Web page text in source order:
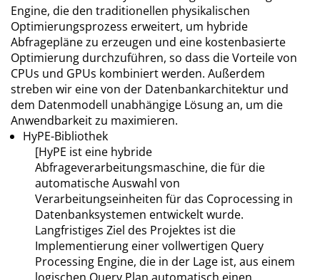
Engine, die den traditionellen physikalischen
Optimierungsprozess erweitert, um hybride
Abfragepläne zu erzeugen und eine kostenbasierte
Optimierung durchzuführen, so dass die Vorteile von
CPUs und GPUs kombiniert werden. Außerdem
streben wir eine von der Datenbankarchitektur und
dem Datenmodell unabhängige Lösung an, um die
Anwendbarkeit zu maximieren.
HyPE-Bibliothek
[HyPE ist eine hybride
Abfrageverarbeitungsmaschine, die für die
automatische Auswahl von
Verarbeitungseinheiten für das Coprocessing in
Datenbanksystemen entwickelt wurde.
Langfristiges Ziel des Projektes ist die
Implementierung einer vollwertigen Query
Processing Engine, die in der Lage ist, aus einem